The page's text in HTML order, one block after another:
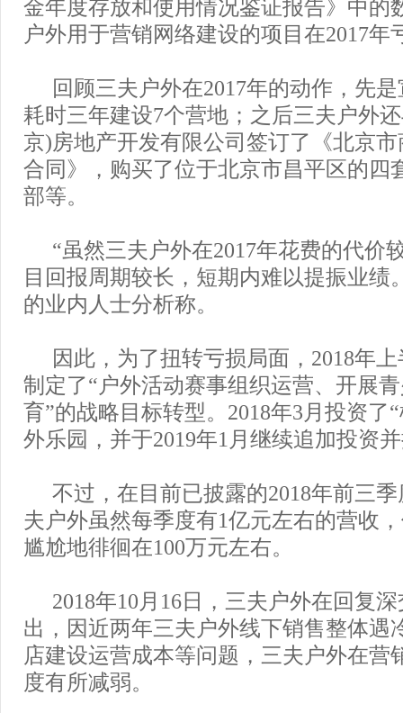
金年度存放和使用情况鉴证报告》中的
户外用于营销网络建设的项目在2017年
回顾三夫户外在2017年的动作，先
耗时三年建设7个营地；之后三夫户外
京)房地产开发有限公司签订了《北京
合同》，购买了位于北京市昌平区的四
部等。
“虽然三夫户外在2017年花费的代价
目回报周期较长，短期内难以提振业绩
的业内人士分析称。
因此，为了扭转亏损局面，2018年
制定了“户外活动赛事组织运营、开展
育”的战略目标转型。2018年3月投资了
外乐园，并于2019年1月继续追加投资
不过，在目前已披露的2018年前三
夫户外虽然每季度有1亿元左右的营收
尴尬地徘徊在100万元左右。
2018年10月16日，三夫户外在回复
出，因近两年三夫户外线下销售整体遇
店建设运营成本等问题，三夫户外在营
度有所减弱。